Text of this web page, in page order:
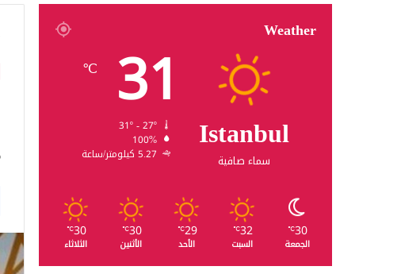
Weather
Istanbul
سماء صافية
31
℃
100%
5.27 كيلومتر/ساعة
30
℃
الجمعة
32
℃
السبت
29
℃
الأحد
30
℃
الأثنين
30
℃
الثلاثاء